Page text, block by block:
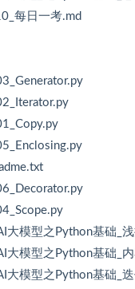
每日一考.md
大模型之Python基础_
大模型之Python基础_
大模型之Python基础_